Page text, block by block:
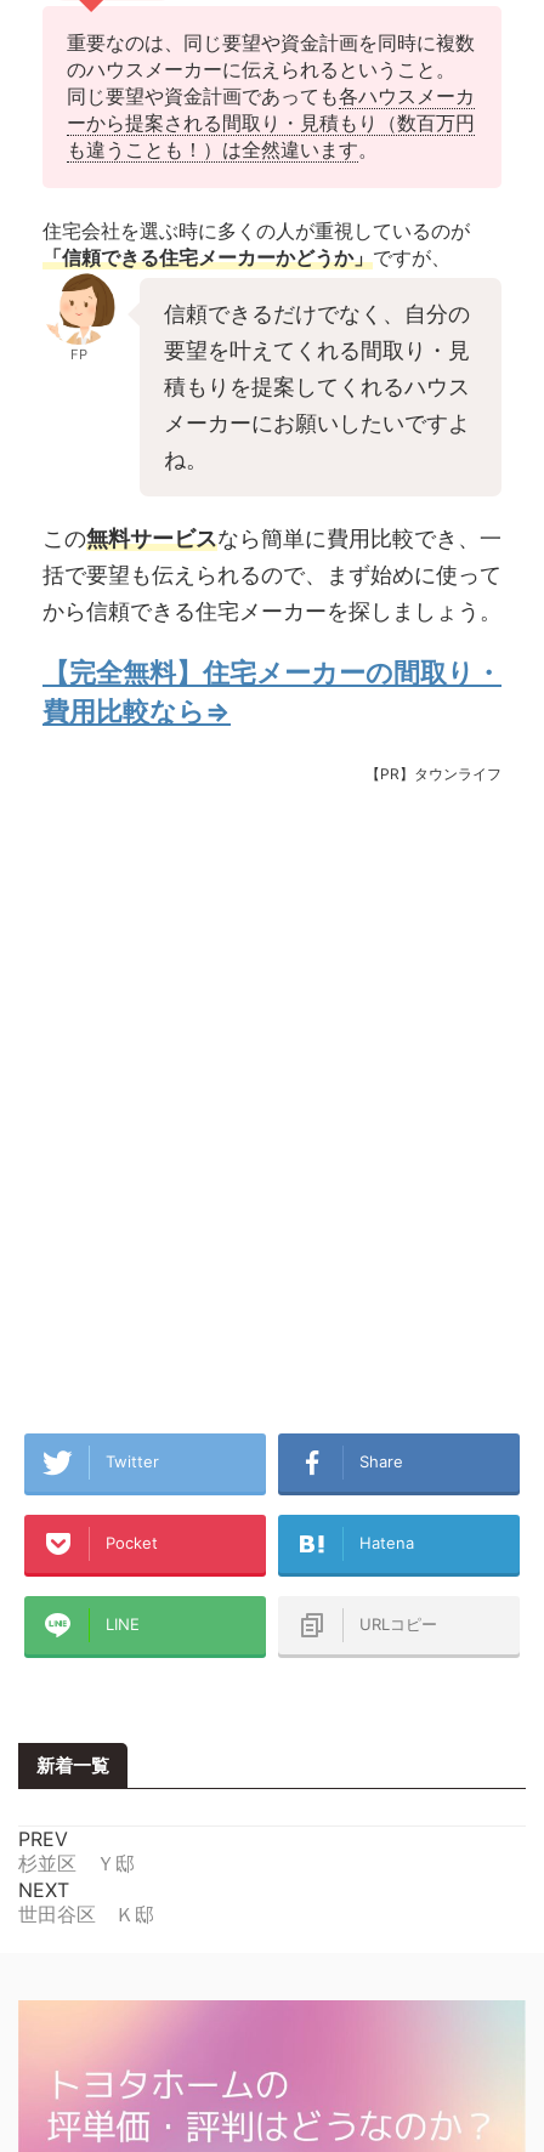
重要なのは、同じ要望や資金計画を同時に複数
のハウスメーカーに伝えられるということ。
同じ要望や資金計画であっても各ハウスメーカ
ーから提案される間取り・見積もり（数百万円
も違うことも！）は全然違います。
住宅会社を選ぶ時に多くの人が重視しているのが
「信頼できる住宅メーカーかどうか」ですが、
FP
信頼できるだけでなく、自分の
要望を叶えてくれる間取り・見
積もりを提案してくれるハウス
メーカーにお願いしたいですよ
ね。
この無料サービスなら簡単に費用比較でき、一
括で要望も伝えられるので、まず始めに使って
から信頼できる住宅メーカーを探しましょう。
【完全無料】住宅メーカーの間取り・
費用比較なら⇒
【PR】タウンライフ
Twitter Share
Pocket Hatena
LINE URLコピー
新着一覧
PREV
杉並区 Ｙ邸
NEXT
世田谷区 Ｋ邸